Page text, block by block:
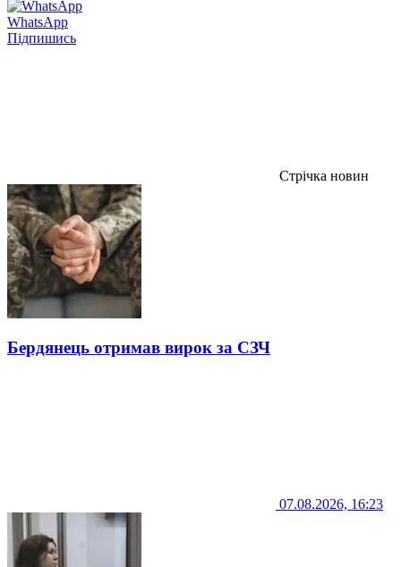
WhatsApp
Підпишись
Стрічка новин
Бердянець отримав вирок за СЗЧ
07.08.2026, 16:23